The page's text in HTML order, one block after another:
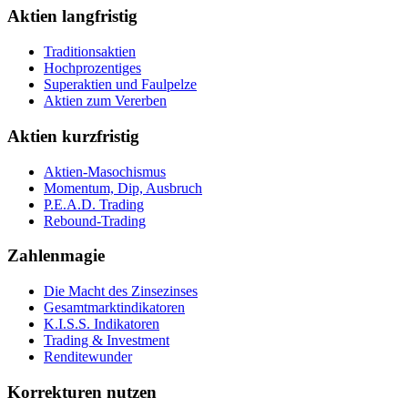
Aktien langfristig
Traditionsaktien
Hochprozentiges
Superaktien und Faulpelze
Aktien zum Vererben
Aktien kurzfristig
Aktien-Masochismus
Momentum, Dip, Ausbruch
P.E.A.D. Trading
Rebound-Trading
Zahlenmagie
Die Macht des Zinsezinses
Gesamtmarktindikatoren
K.I.S.S. Indikatoren
Trading & Investment
Renditewunder
Korrekturen nutzen